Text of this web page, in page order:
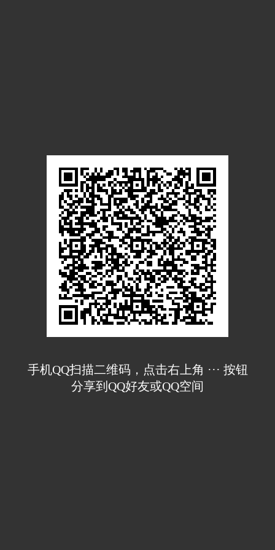
手机QQ扫描二维码，点击右上角 ··· 按钮
分享到QQ好友或QQ空间